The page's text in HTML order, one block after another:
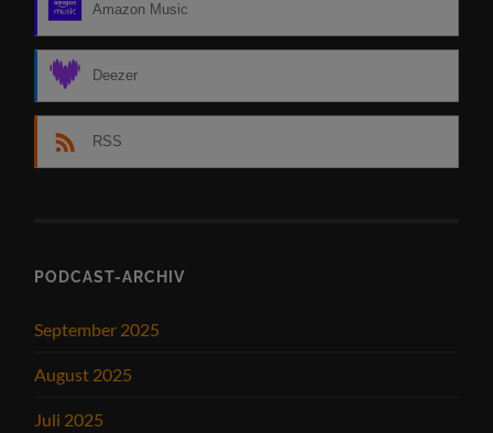
Amazon Music
Deezer
RSS
PODCAST-ARCHIV
September 2025
August 2025
Juli 2025